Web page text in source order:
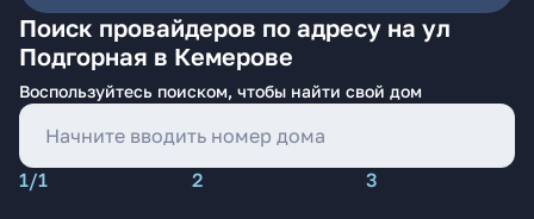
Поиск провайдеров по адресу на ул
Подгорная в Кемерове
Воспользуйтесь поиском, чтобы найти свой дом
1/1 2
3